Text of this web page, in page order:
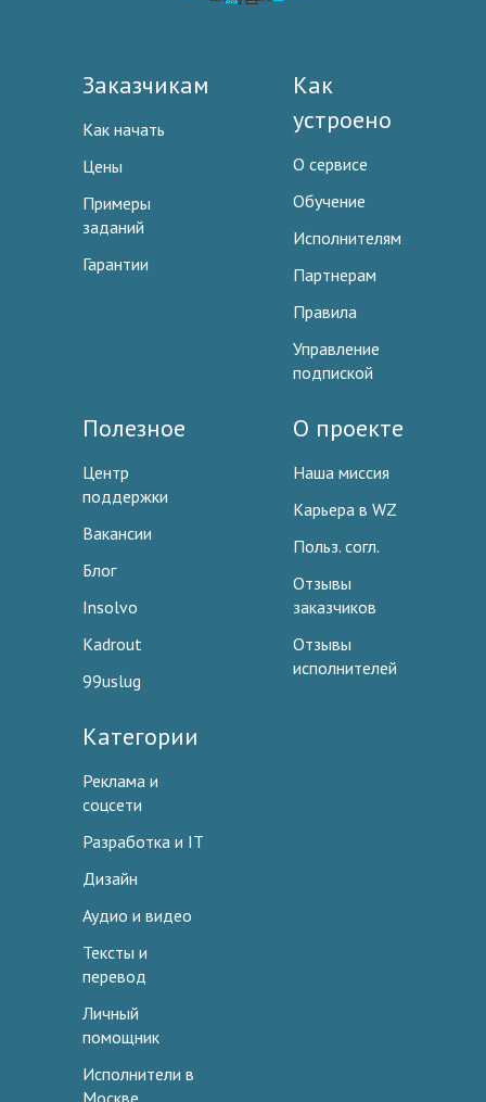
Заказчикам
Как начать
Цены
Примеры
заданий
Гарантии
Как
устроено
О сервисе
Обучение
Исполнителям
Партнерам
Правила
Управление
подпиской
Полезное
Центр
поддержки
Вакансии
Блог
Insolvo
Kadrout
99uslug
О проекте
Наша миссия
Карьера в WZ
Польз. согл.
Отзывы
заказчиков
Отзывы
исполнителей
Категории
Реклама и
соцсети
Разработка и IT
Дизайн
Аудио и видео
Тексты и
перевод
Личный
помощник
Исполнители в